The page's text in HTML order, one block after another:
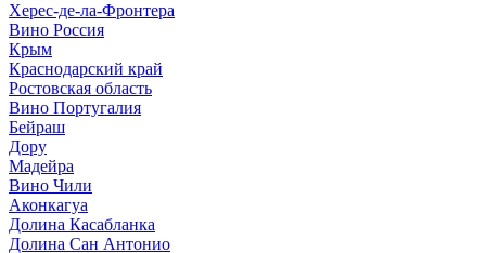
Херес-де-ла-Фронтера
Вино Россия
Крым
Краснодарский край
Ростовская область
Вино Португалия
Бейраш
Дору
Мадейра
Вино Чили
Аконкагуа
Долина Касабланка
Долина Сан Антонио